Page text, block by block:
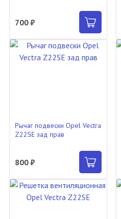
700 ₽
Рычаг подвески Opel Vectra
Z22SE зад прав
800 ₽